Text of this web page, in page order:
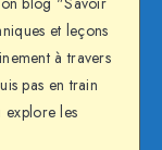
et leçons
à travers
pas en train
les